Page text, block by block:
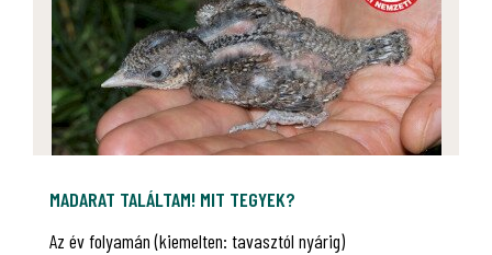
MADARAT TALÁLTAM! MIT TEGYEK?
Az év folyamán (kiemelten: tavasztól nyárig)